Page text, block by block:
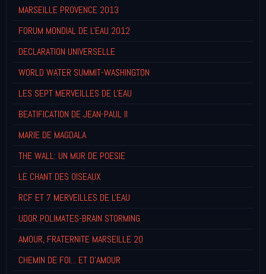
MARSEILLE PROVENCE 2013
FORUM MONDIAL DE L'EAU 2012
DECLARATION UNIVERSELLE
WORLD WATER SUMMIT-WASHINGTON
LES SEPT MERVEILLES DE L'EAU
BEATIFICATION DE JEAN-PAUL II
MARIE DE MAGDALA
THE WALL: UN MUR DE POESIE
LE CHANT DES OISEAUX
RCF ET 7 MERVEILLES DE L'EAU
UDOR POLIMATES-BRAIN STORMING
AMOUR, FRATERNITE MARSEILLE 20
CHEMIN DE FOI... ET D'AMOUR